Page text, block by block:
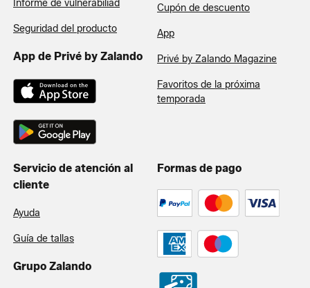
Informe de vulnerabiliad
Seguridad del producto
App de Privé by Zalando
Cupón de descuento
App
Privé by Zalando Magazine
Favoritos de la próxima
temporada
Servicio de atención al
cliente
Ayuda
Guía de tallas
Grupo Zalando
Formas de pago